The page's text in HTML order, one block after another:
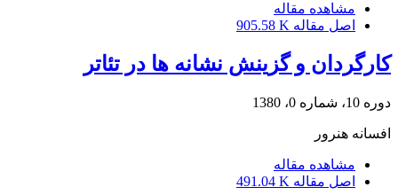
مشاهده مقاله
اصل مقاله 905.58 K
کارگردان و گزینش نشانه ها در تئاتر
دوره 10، شماره 0، 1380
افسانه هنرور
مشاهده مقاله
اصل مقاله 491.04 K